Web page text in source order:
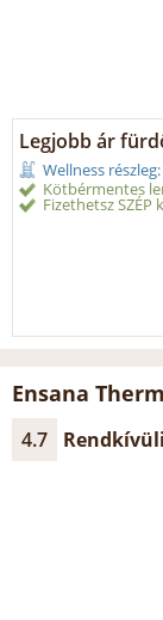
Legjobb ár
Wellness
Kötbérmentes
Fizethetsz SZÉP
Ensana
4.7 Rendkívüli